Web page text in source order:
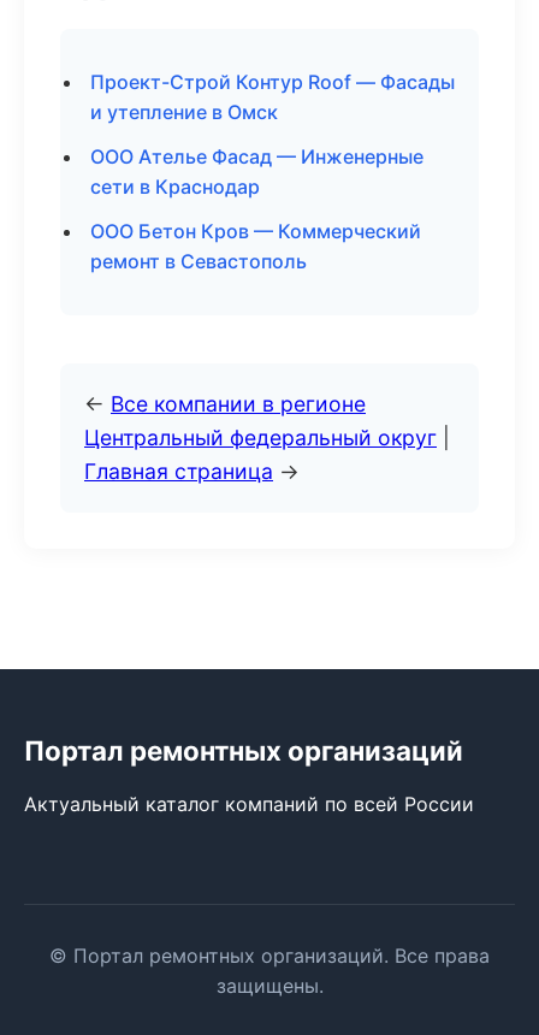
Проект-Строй Контур Roof — Фасады
и утепление в Омск
ООО Ателье Фасад — Инженерные
сети в Краснодар
ООО Бетон Кров — Коммерческий
ремонт в Севастополь
← Все компании в регионе
Центральный федеральный округ
Главная страница →
Портал ремонтных организаций
Актуальный каталог компаний по всей России
© Портал ремонтных организаций. Все права
защищены.